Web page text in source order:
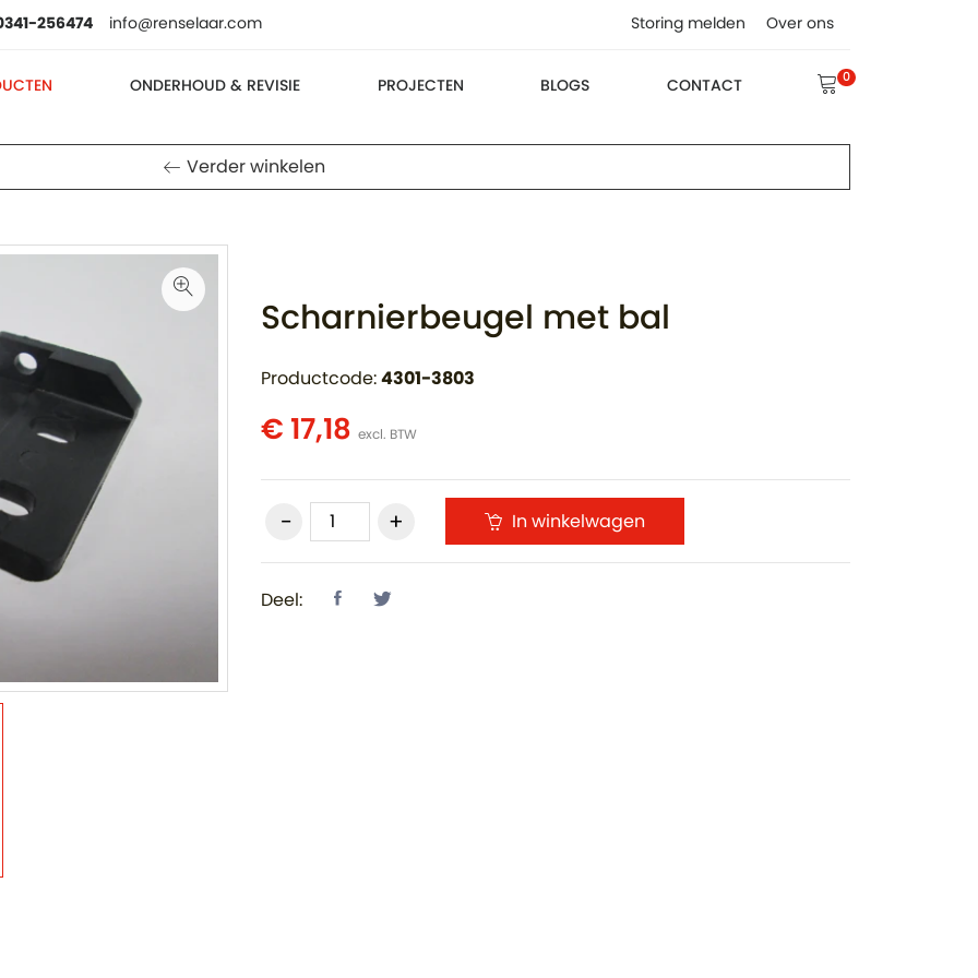
256474 info@renselaar.com Storing melden Over ons
ONDERHOUD & REVISIE PROJECTEN BLOGS CONTACT
0
Verder winkelen
Scharnierbeugel met bal
Productcode: 4301-3803
€ 17,18 excl. BTW
In winkelwagen
Deel: